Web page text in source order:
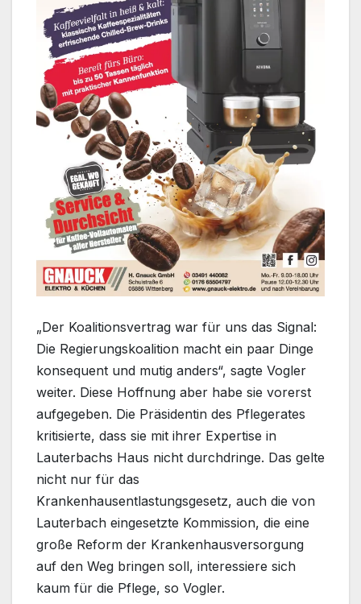
„Der Koalitionsvertrag war für uns das Signal:
Die Regierungskoalition macht ein paar Dinge
konsequent und mutig anders“, sagte Vogler
weiter. Diese Hoffnung aber habe sie vorerst
aufgegeben. Die Präsidentin des Pflegerates
kritisierte, dass sie mit ihrer Expertise in
Lauterbachs Haus nicht durchdringe. Das gelte
nicht nur für das
Krankenhausentlastungsgesetz, auch die von
Lauterbach eingesetzte Kommission, die eine
große Reform der Krankenhausversorgung
auf den Weg bringen soll, interessiere sich
kaum für die Pflege, so Vogler.